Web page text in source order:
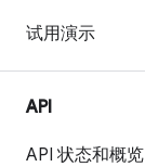
试用演示
API
API 状态和概览